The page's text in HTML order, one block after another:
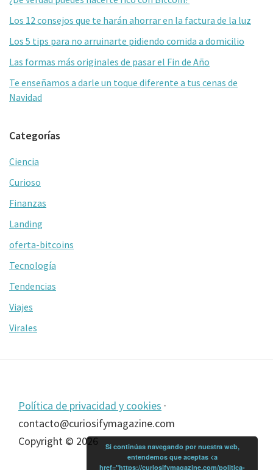
k
tir
primaria
Los 12 consejos que te harán ahorrar en la factura de la luz
Los 5 tips para no arruinarte pidiendo comida a domicilio
Las formas más originales de pasar el Fin de Año
Te enseñamos a darle un toque diferente a tus cenas de
Navidad
Categorías
Ciencia
Curioso
Finanzas
Landing
oferta-bitcoins
Tecnología
Tendencias
Viajes
Virales
Footer
Política de privacidad y cookies ·
contacto@curiosifymagazine.com
Copyright © 2026
Si continúas navegando por nuestra web,
entendemos que aceptas <a
href="https://curiosifymagazine.com/politica-